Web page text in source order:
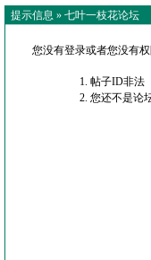
提示信息 » 七叶一枝花论坛
您没有登录或者您没有
帖子ID非法
您还不是论